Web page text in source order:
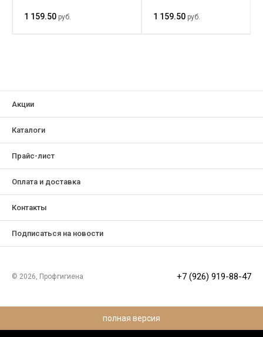
1 159.50 руб. 1 159.50 руб.
Акции
Каталоги
Прайс-лист
Оплата и доставка
Контакты
Подписаться на новости
© 2026, Профгигиена +7 (926) 919-88-47
полная версия